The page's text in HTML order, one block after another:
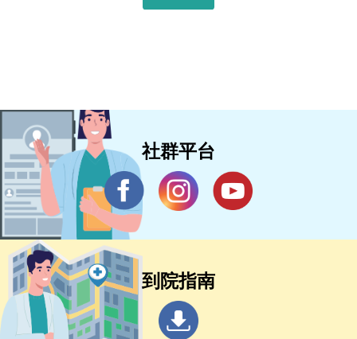
社群平台
到院指南